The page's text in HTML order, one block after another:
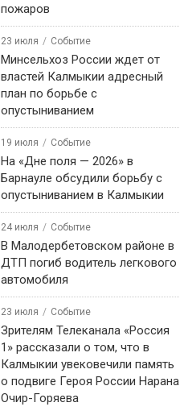
пожаров
23 июля Событие
Минсельхоз России ждет от
властей Калмыкии адресный
план по борьбе с
опустыниванием
19 июля Событие
На «Дне поля — 2026» в
Барнауле обсудили борьбу с
опустыниванием в Калмыкии
24 июля Событие
В Малодербетовском районе в
ДТП погиб водитель легкового
автомобиля
23 июля Событие
Зрителям Телеканала «Россия
1» рассказали о том, что в
Калмыкии увековечили память
о подвиге Героя России Нарана
Очир-Горяева